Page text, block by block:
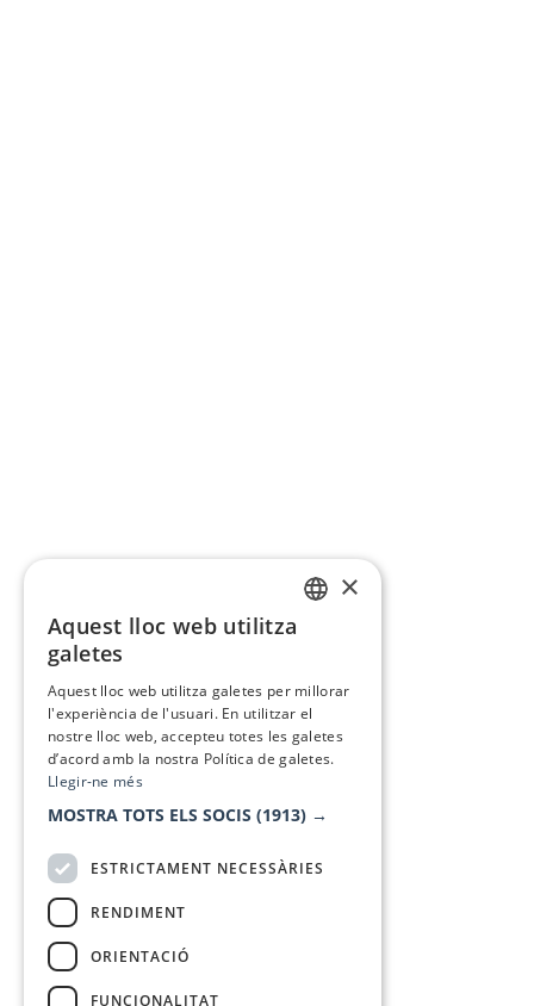
×
Aquest lloc web utilitza
galetes
Aquest lloc web utilitza galetes per millorar
l'experiència de l'usuari. En utilitzar el
nostre lloc web, accepteu totes les galetes
d’acord amb la nostra Política de galetes.
Llegir-ne més
MOSTRA TOTS ELS SOCIS (1913) →
ESTRICTAMENT NECESSÀRIES
RENDIMENT
ORIENTACIÓ
FUNCIONALITAT